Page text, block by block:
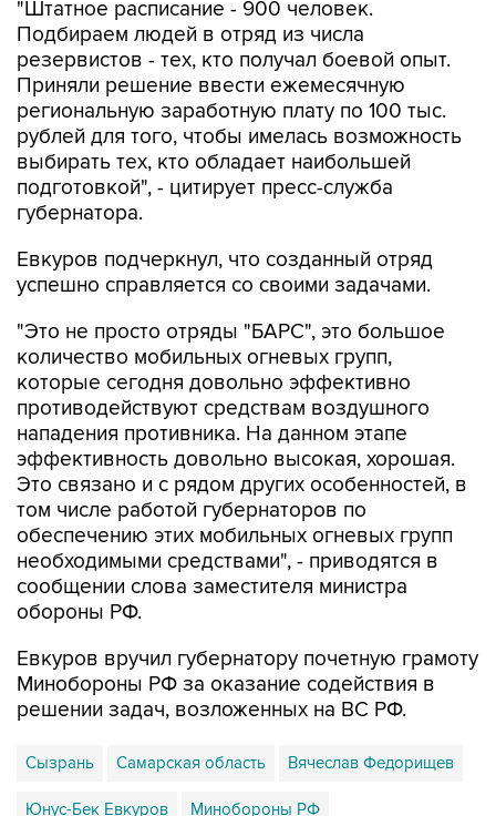
резервистов - тех, кто получал боевой опыт.
Приняли решение ввести ежемесячную
региональную заработную плату по 100 тыс.
рублей для того, чтобы имелась возможность
выбирать тех, кто обладает наибольшей
подготовкой", - цитирует пресс-служба
губернатора.
Евкуров подчеркнул, что созданный отряд
"Это не просто отряды "БАРС", это большое
которые сегодня довольно эффективно
противодействуют средствам воздушного
нападения противника. На данном этапе
эффективность довольно высокая, хорошая.
Это связано и с рядом других особенностей, в
том числе работой губернаторов по
обеспечению этих мобильных огневых групп
необходимыми средствами", - приводятся в
сообщении слова заместителя министра
обороны РФ.
Евкуров вручил губернатору почетную грамоту
решении задач, возложенных на ВС РФ.
Сызрань Самарская область Вячеслав Федорищев
Юнус-Бек Евкуров Минобороны РФ